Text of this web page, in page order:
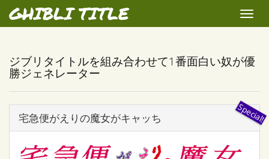
GHIBLI TITLE
Toggle
ジブリタイトルを組み合わせて1番面白い奴が優
勝ジェネレーター
宅急便がえりの魔女がキャッち